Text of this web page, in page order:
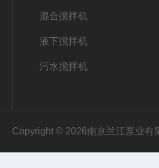
混合搅拌机
液下搅拌机
污水搅拌机
Copyright © 2026南京兰江泵业